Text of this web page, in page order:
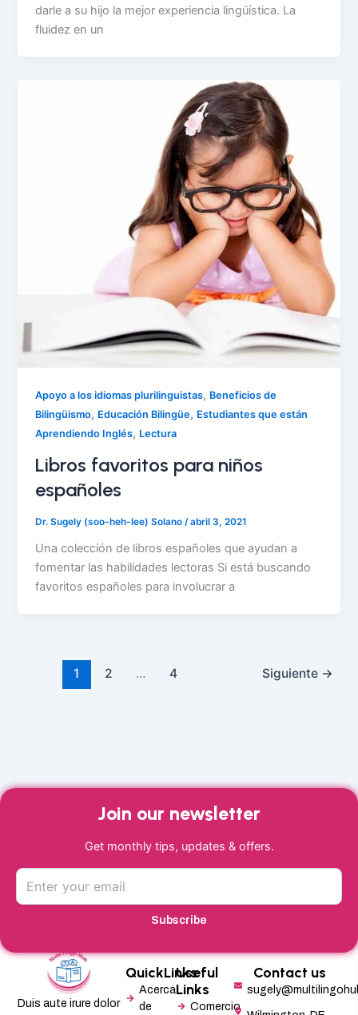
darle a su hijo la mejor experiencia lingüística. La
fluidez en un
Apoyo a los idiomas plurilinguistas, Beneficios de
Bilingüismo, Educación Bilingüe, Estudiantes que están
Aprendiendo Inglés, Lectura
Libros favoritos para niños
españoles
Dr. Sugely (soo-heh-lee) Solano /abril 3, 2021
Una colección de libros españoles que ayudan a
fomentar las habilidades lectoras Si está buscando
favoritos españoles para involucrar a
1 2 … 4 Siguiente →
Join our newsletter
Get monthly tips, updates & offers.
Subscribe
Duis aute irure dolor
QuickLinks
Acerca
de
Useful
Links
Comercio
Contact us